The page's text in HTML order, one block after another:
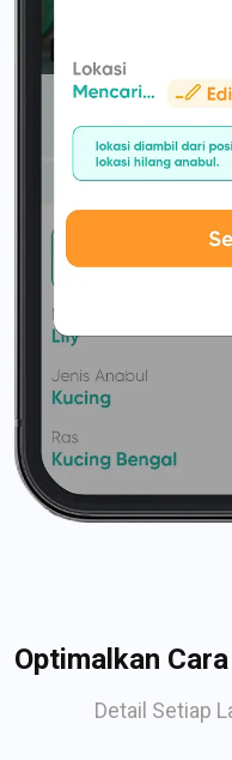
Optimalkan
Detail Setiap